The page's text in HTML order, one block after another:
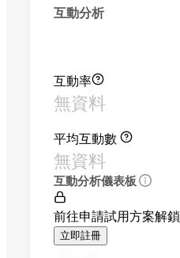
互動分析
互動率
無資料
平均互動數
無資料
互動分析儀表板
前往申請試用方案解鎖
立即註冊